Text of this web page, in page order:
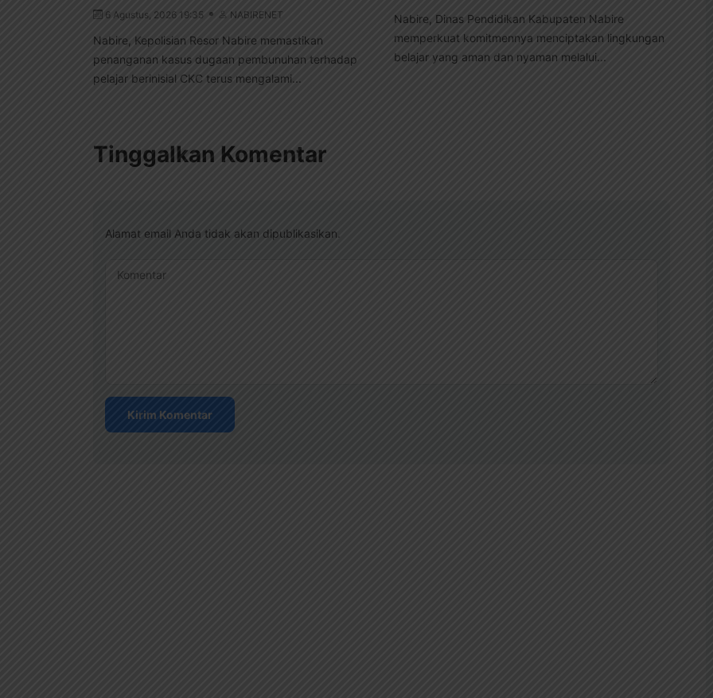
6 Agustus, 2026 19:35 NABIRENET
Nabire, Kepolisian Resor Nabire memastikan
penanganan kasus dugaan pembunuhan terhadap
pelajar berinisial CKC terus mengalami...
Nabire, Dinas Pendidikan Kabupaten Nabire
memperkuat komitmennya menciptakan lingkungan
belajar yang aman dan nyaman melalui...
Tinggalkan Komentar
Alamat email Anda tidak akan dipublikasikan.
Komentar